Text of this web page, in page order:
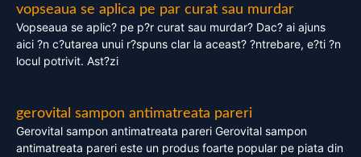
vopseaua se aplica pe par curat sau murdar
Vopseaua se aplic? pe p?r curat sau murdar? Dac? ai ajuns
aici ?n c?utarea unui r?spuns clar la aceast? ?ntrebare, e?ti ?n
locul potrivit. Ast?zi
gerovital sampon antimatreata pareri
Gerovital sampon antimatreata pareri Gerovital sampon
antimatreata pareri este un produs foarte popular pe piata din